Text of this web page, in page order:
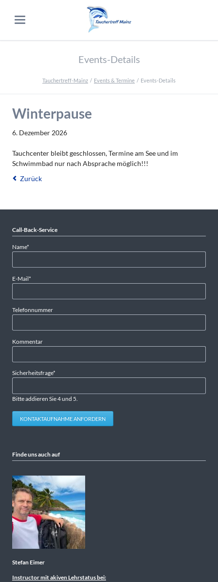
Events-Details
Tauchertreff-Mainz Events & Termine Events-Details
Winterpause
6. Dezember 2026
Tauchcenter bleibt geschlossen, Termine am See und im
Schwimmbad nur nach Absprache möglich!!!
Zurück
Call-Back-Service
Pflichtfeld
Name*
Pflichtfeld
E-Mail*
Telefonnummer
Kommentar
Pflichtfeld
Sicherheitsfrage*
Bitte addieren Sie 4 und 5.
KONTAKTAUFNAHME ANFORDERN
Finde uns auch auf
Stefan Eimer
Instructor mit akiven Lehrstatus bei: